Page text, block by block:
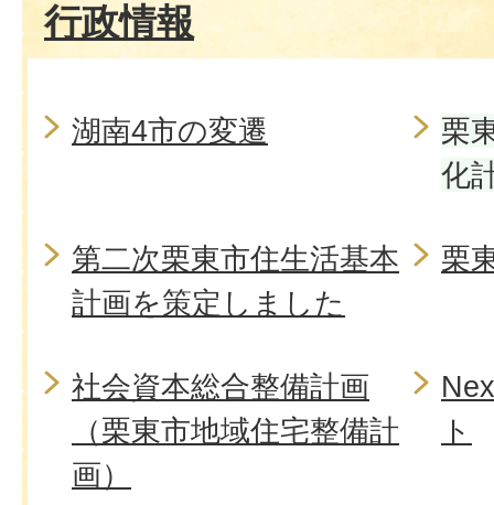
行政情報
湖南4市の変遷
栗
化
第二次栗東市住生活基本
計画を策定しました
栗
社会資本総合整備計画
（栗東市地域住宅整備計
画）
ト